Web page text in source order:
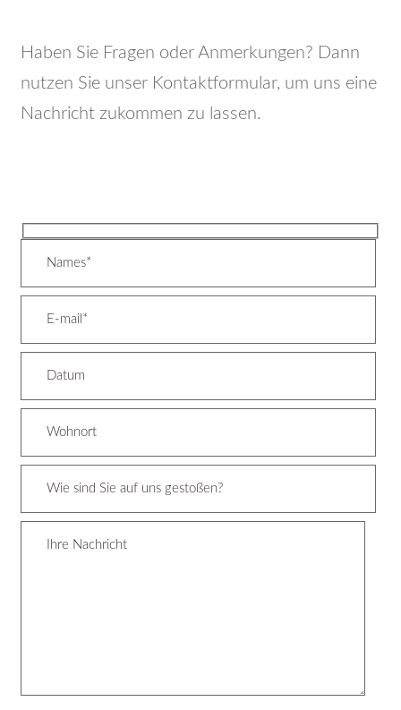
Haben Sie Fragen oder Anmerkungen? Dann
nutzen Sie unser Kontaktformular, um uns eine
Nachricht zukommen zu lassen.